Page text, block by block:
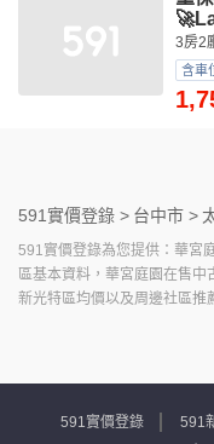
3房2
含車
591實價登錄 > 台中市 >
591實價登錄為您提供：華宮
區基本資料，華宮庭園在售中
新光特區均價以及周邊社區推
591實價登錄 591